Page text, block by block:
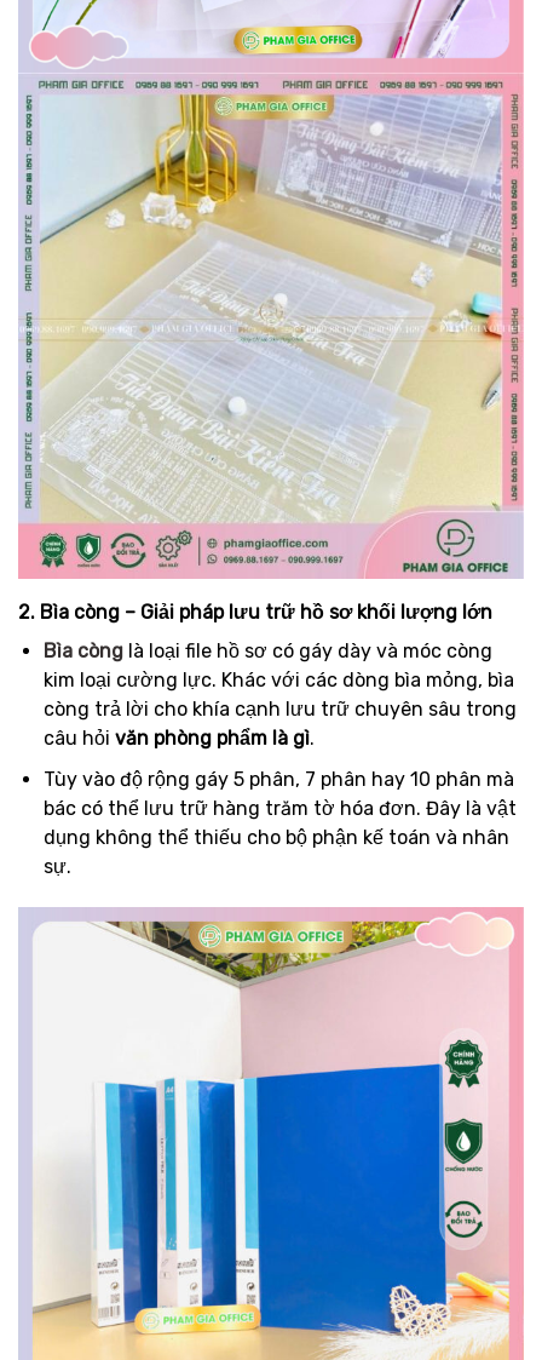
2. Bìa còng – Giải pháp lưu trữ hồ sơ khối lượng lớn
Bìa cònglà loại file hồ sơ có gáy dày và móc còng
kim loại cường lực. Khác với các dòng bìa mỏng, bìa
còng trả lời cho khía cạnh lưu trữ chuyên sâu trong
câu hỏi văn phòng phẩm là gì.
Tùy vào độ rộng gáy 5 phân, 7 phân hay 10 phân mà
bác có thể lưu trữ hàng trăm tờ hóa đơn. Đây là vật
dụng không thể thiếu cho bộ phận kế toán và nhân
sự.